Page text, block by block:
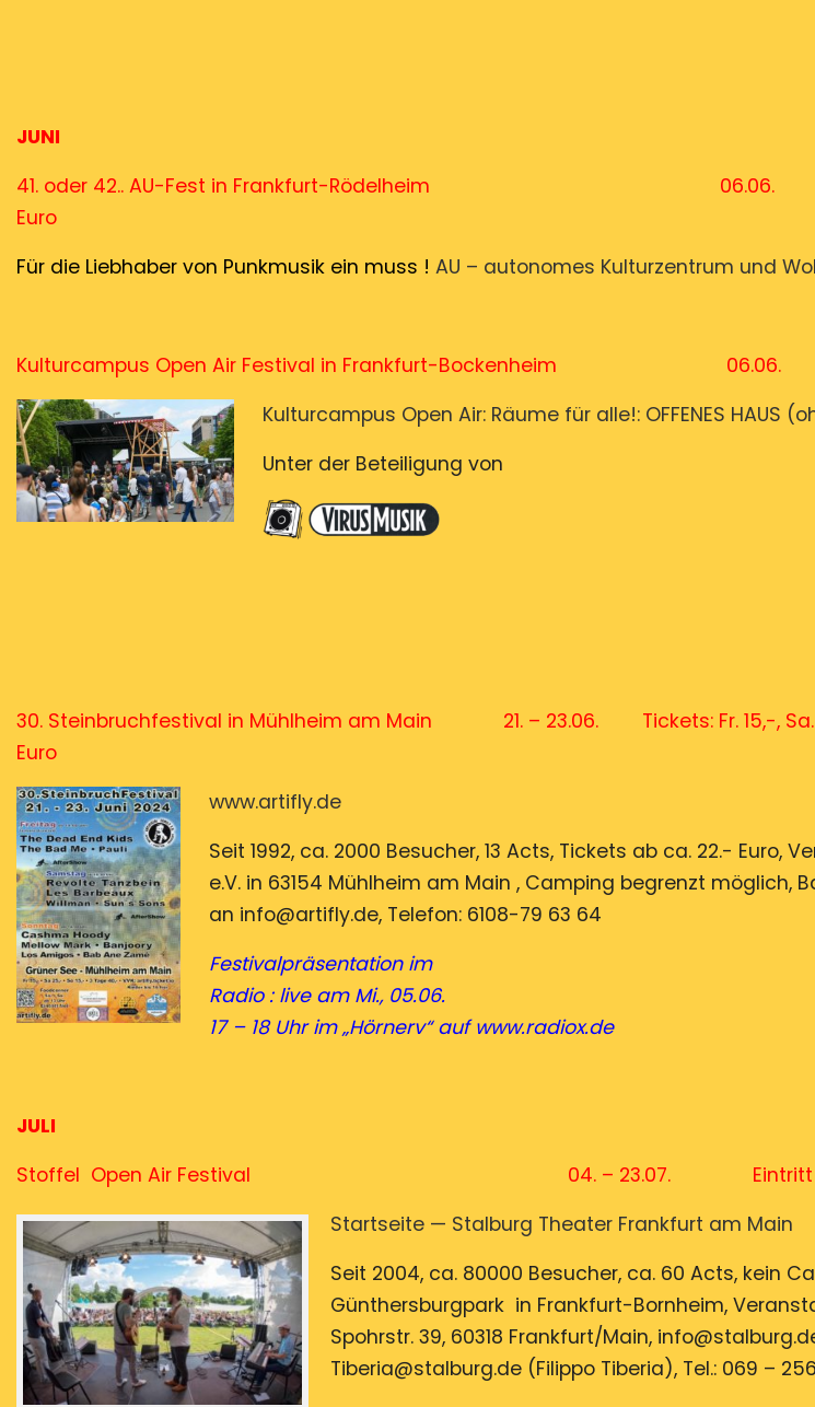
JUNI
41. oder 42.. AU-Fest in Frankfurt-Rödelheim
Euro
Für die Liebhaber von Punkmusik ein muss ! AU – autonomes Kulturzentrum und
Kulturcampus Open Air Festival in Frankfurt-
Kulturcampus Open Air: Räume für alle!: OFFENES HAUS
Unter der Beteiligung von
30. Steinbruchfestival in Mühlheim am Main 21. – 23.06. Tickets: Fr. 15,-, Sa.
Euro
www.artifly.de
Seit 1992, ca. 2000 Besucher, 13 Acts, Tickets ab ca. 22.- Euro,
e.V. in 63154 Mühlheim am Main , Camping begrenzt möglich,
an info@artifly.de, Telefon: 6108-79 63 64
Festivalpräsentation im
Radio : live am Mi., 05.06.
17 – 18 Uhr im „Hörnerv“auf www.radiox.de
JULI
Stoffel Open Air Festival 04. – 23.07. Eintritt frei /
Startseite — Stalburg Theater Frankfurt am Main
Seit 2004, ca. 80000 Besucher, ca. 60 Acts, kein
Günthersburgpark in Frankfurt-Bornheim,
Spohrstr. 39, 60318 Frankfurt/Main,
Tiberia@stalburg.de (Filippo Tiberia), Tel.: 069 –